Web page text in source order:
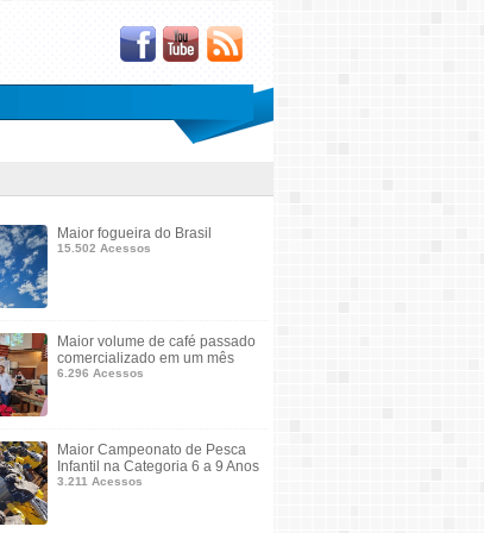
Maior fogueira do Brasil
15.502 Acessos
Maior volume de café passado
comercializado em um mês
6.296 Acessos
Maior Campeonato de Pesca
Infantil na Categoria 6 a 9 Anos
3.211 Acessos